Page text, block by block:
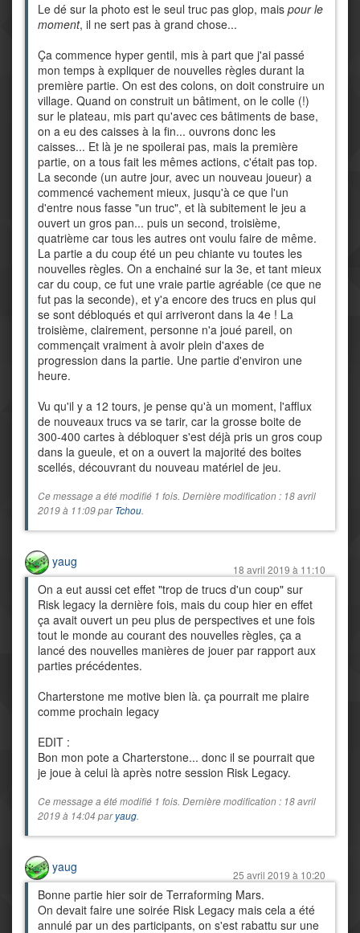
Le dé sur la photo est le seul truc pas glop, mais pour le
moment, il ne sert pas à grand chose...
Ça commence hyper gentil, mis à part que j'ai passé
mon temps à expliquer de nouvelles règles durant la
première partie. On est des colons, on doit construire un
village. Quand on construit un bâtiment, on le colle (!)
sur le plateau, mis part qu'avec ces bâtiments de base,
on a eu des caisses à la fin... ouvrons donc les
caisses... Et là je ne spoilerai pas, mais la première
partie, on a tous fait les mêmes actions, c'était pas top.
La seconde (un autre jour, avec un nouveau joueur) a
commencé vachement mieux, jusqu'à ce que l'un
d'entre nous fasse "un truc", et là subitement le jeu a
ouvert un gros pan... puis un second, troisième,
quatrième car tous les autres ont voulu faire de même.
La partie a du coup été un peu chiante vu toutes les
nouvelles règles. On a enchainé sur la 3e, et tant mieux
car du coup, ce fut une vraie partie agréable (ce que ne
fut pas la seconde), et y'a encore des trucs en plus qui
se sont débloqués et qui arriveront dans la 4e ! La
troisième, clairement, personne n'a joué pareil, on
commençait vraiment à avoir plein d'axes de
progression dans la partie. Une partie d'environ une
heure.
Vu qu'il y a 12 tours, je pense qu'à un moment, l'afflux
de nouveaux trucs va se tarir, car la grosse boite de
300-400 cartes à débloquer s'est déjà pris un gros coup
dans la gueule, et on a ouvert la majorité des boites
scellés, découvrant du nouveau matériel de jeu.
Ce message a été modifié 1 fois. Dernière modification : 18 avril
2019 à 11:09 parTchou.
yaug
18 avril 2019 à 11:10
On a eut aussi cet effet "trop de trucs d'un coup" sur
Risk legacy la dernière fois, mais du coup hier en effet
ça avait ouvert un peu plus de perspectives et une fois
tout le monde au courant des nouvelles règles, ça a
lancé des nouvelles manières de jouer par rapport aux
parties précédentes.
Charterstone me motive bien là. ça pourrait me plaire
comme prochain legacy
EDIT :
Bon mon pote a Charterstone... donc il se pourrait que
je joue à celui là après notre session Risk Legacy.
Ce message a été modifié 1 fois. Dernière modification : 18 avril
2019 à 14:04 paryaug.
yaug
25 avril 2019 à 10:20
Bonne partie hier soir de Terraforming Mars.
On devait faire une soirée Risk Legacy mais cela a été
annulé par un des participants, on s'est rabattu sur une